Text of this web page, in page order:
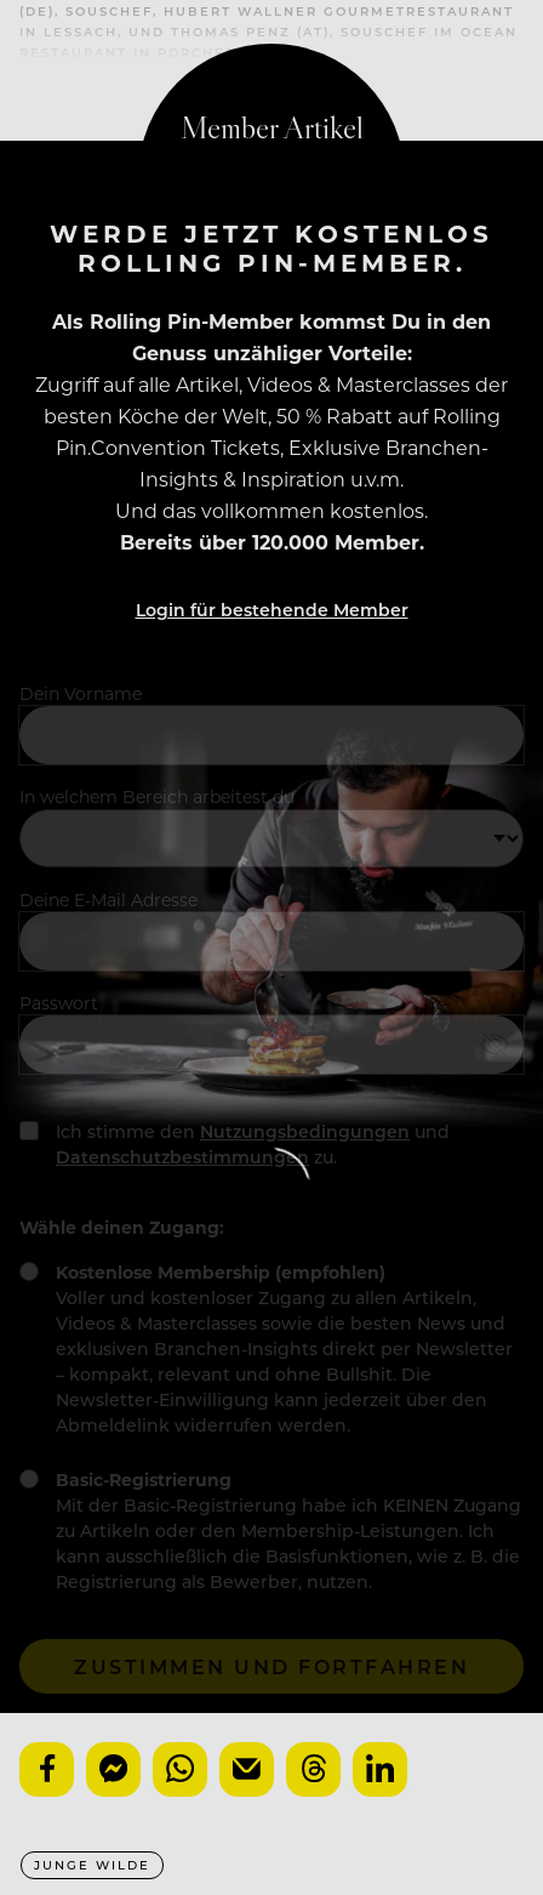
(DE), SOUSCHEF, HUBERT WALLNER GOURMETRESTAURANT
IN LESSACH, UND THOMAS PENZ (AT), SOUSCHEF IM OCEAN
RESTAURANT IN PORCHES.
WERDE JETZT KOSTENLOS
ROLLING PIN-MEMBER.
Als Rolling Pin-Member kommst Du in den
Genuss unzähliger Vorteile:
Zugriff auf alle Artikel, Videos & Masterclasses der
besten Köche der Welt, 50 % Rabatt auf Rolling
Pin.Convention Tickets, Exklusive Branchen-
Insights & Inspiration u.v.m.
Und das vollkommen kostenlos.
Bereits über 120.000 Member.
Login für bestehende Member
Dein Vorname
In welchem Bereich arbeitest du
Deine E-Mail Adresse
Passwort
Ich stimme den Nutzungsbedingungen und
Datenschutzbestimmungen zu.
Wähle deinen Zugang:
Kostenlose Membership (empfohlen)
Voller und kostenloser Zugang zu allen Artikeln,
Videos & Masterclasses sowie die besten News und
exklusiven Branchen-Insights direkt per Newsletter
– kompakt, relevant und ohne Bullshit. Die
Newsletter-Einwilligung kann jederzeit über den
Abmeldelink widerrufen werden.
Basic-Registrierung
Mit der Basic-Registrierung habe ich KEINEN Zugang
zu Artikeln oder den Membership-Leistungen. Ich
kann ausschließlich die Basisfunktionen, wie z. B. die
Registrierung als Bewerber, nutzen.
ZUSTIMMEN UND FORTFAHREN
JUNGE WILDE